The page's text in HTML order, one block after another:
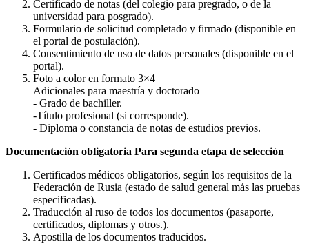
Certificado de notas (del colegio para pregrado, o de la
universidad para posgrado).
Formulario de solicitud completado y firmado (disponible en
el portal de postulación).
Consentimiento de uso de datos personales (disponible en el
portal).
Foto a color en formato 3×4
Adicionales para maestría y doctorado
- Grado de bachiller.
-Título profesional (si corresponde).
- Diploma o constancia de notas de estudios previos.
Documentación obligatoria Para segunda etapa de selección
Certificados médicos obligatorios, según los requisitos de la
Federación de Rusia (estado de salud general más las pruebas
especificadas).
Traducción al ruso de todos los documentos (pasaporte,
certificados, diplomas y otros.).
Apostilla de los documentos traducidos.